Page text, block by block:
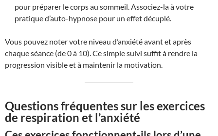
pour préparer le corps au sommeil. Associez-la à votre
pratique d’auto-hypnose pour un effet décuplé.
Vous pouvez noter votre niveau d’anxiété avant et après
chaque séance (de 0 à 10). Ce simple suivi suffit à rendre la
progression visible et à maintenir la motivation.
Questions fréquentes sur les exercices
de respiration et l’anxiété